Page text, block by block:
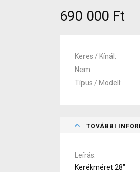
690 000 Ft
Keres / Kínál
Nem
Típus / Modell
TOVÁBBI
Leírás
Kerékméret 28"